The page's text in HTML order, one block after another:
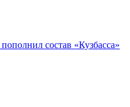
состав «Кузбасса»